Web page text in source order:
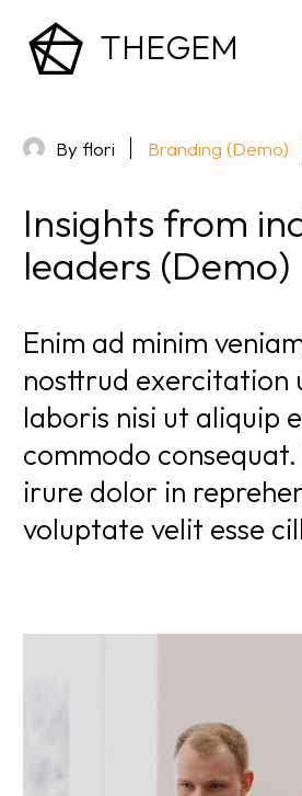
THEGEM
By flori Branding (Demo)
Insights from
leaders (Demo)
Enim ad minim
nosttrud exercitation
laboris nisi ut aliquip
commodo
irure dolor in
voluptate velit esse